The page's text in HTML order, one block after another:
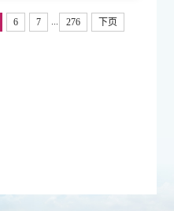
6 7 ... 276 下页